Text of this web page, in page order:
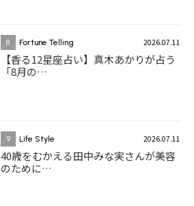
8 Fortune Telling 2026.07.11
【香る12星座占い】真木あかりが占う
「8月の…
9 Life Style 2026.07.11
40歳をむかえる田中みな実さんが美容
のために…